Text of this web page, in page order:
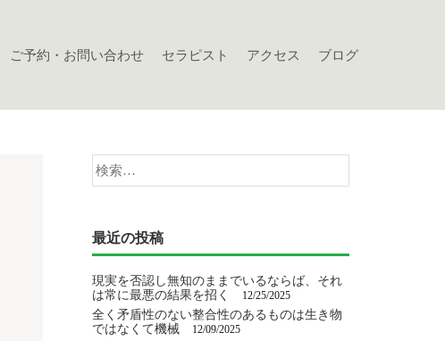
ご予約・お問い合わせ セラピスト アクセス ブログ
索:
最近の投稿
現実を否認し無知のままでいるならば、それ
は常に最悪の結果を招く
12/25/2025
全く矛盾性のない整合性のあるものは生き物
ではなくて機械
12/09/2025